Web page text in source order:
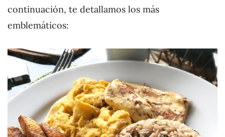
continuación, te detallamos los más
emblemáticos: